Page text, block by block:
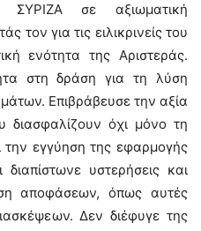
σε αξιωματική
τον για τις ειλικρινείς του
ενότητα της Αριστεράς.
στη δράση για τη λύση
Επιβράβευσε την αξία
διασφαλίζουν όχι μόνο τη
εγγύηση της εφαρμογής
υστερήσεις και
αποφάσεων, όπως αυτές
Δεν διέφυγε της